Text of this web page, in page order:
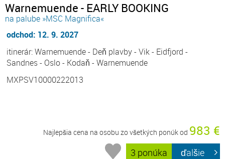
Warnemuende - EARLY BOOKING
na palube »MSC Magnifica«
odchod: 12. 9. 2027
itinerár: Warnemuende - Deň plavby - Vik - Eidfjord -
Sandnes - Oslo - Kodaň - Warnemuende
MXPSV10000222013
Najlepšia cena na osobu zo všetkých ponúk od 983 €
3 ponúka ďalšie